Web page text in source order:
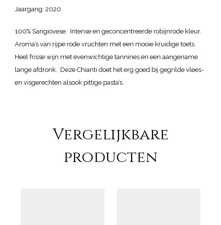
Jaargang: 2020
100% Sangiovese. Intense en geconcentreerde robijnrode kleur.
Aroma’s van rijpe rode vruchten met een mooie kruidige toets.
Heel frisse wijn met evenwichtige tannines en een aangename
lange afdronk. Deze Chianti doet het erg goed bij gegrilde vlees-
en visgerechten alsook pittige pasta’s.
Vergelijkbare
producten